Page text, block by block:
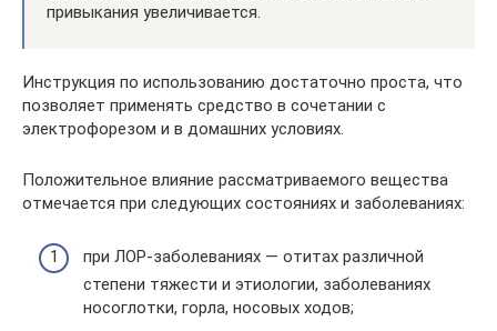
привыкания увеличивается.
Инструкция по использованию достаточно проста, что
позволяет применять средство в сочетании с
электрофорезом и в домашних условиях.
Положительное влияние рассматриваемого вещества
отмечается при следующих состояниях и заболеваниях:
при ЛОР-заболеваниях — отитах различной
степени тяжести и этиологии, заболеваниях
носоглотки, горла, носовых ходов;